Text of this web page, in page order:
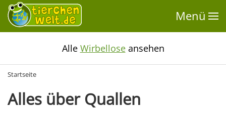
Menü
Alle Wirbelloseansehen
Startseite
Alles über Quallen